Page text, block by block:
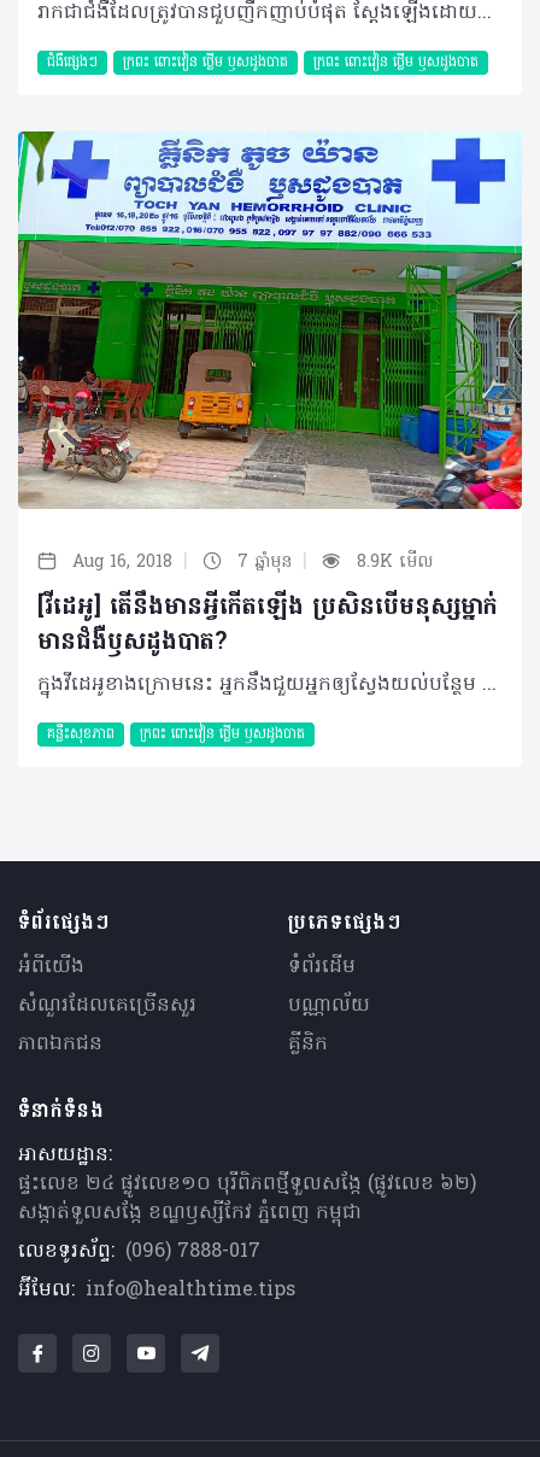
រាកជាជំងឺដែលត្រូវបានជួបញឹកញាប់បំផុត ស្តែងឡើងដោយអ្នកជំងឺបន្ទោបង់ច្រើនលើសពីធម្មតា ឬចាប់ពី៣ដងក្នុងមួយថ្ងៃក្នុងនោះការរាកដោយសារប៉ារ៉ាស៊ីតគឺជាមូលហេតុចម្បងទីមួយដែលជួបញឹកញាប់។ ជាក់ស្តែង ប្រភេទប៉ារ៉ាស៊ីតដែលអាចបង្កឲ្យរាកមានពីរក្រុមធំៗ៖ • Protozoa ដែលមានដូចជា អាមីប (Emtamoeba histolytica) និងGiardia lamblia • ពពួកព្រូនដូចជា Trichuris trichiura, Strongyloïdes, Schistosoma mekongi, Ascaris និងTeania ជាដើម។ មូលហេតុនៃការរាកដោយប៉ារ៉ាស៊ីត រាកដោយប៉ារ៉ាស៊ីត មានការប្រឈមខ្ពស់ចំពោះបុគ្គល ខ្វះការយល់ដឹងពីអនាម័យ ការបរិភោគអាហារ ឬបន្លែឆៅ មិនបានលាងសម្អាត ឬអាហារចម្អិនមិន បានត្រឹមត្រូវ និងការរស់នៅជាមួយសត្វចញ្ចឹមដែល មានផ្ទុកនូវគីសរបស់ប៉ារ៉ាស៊ីត។ អ្នកជំងឺរាកដោយសារប៉ារ៉ាស៊ីតអាចបង្កឲ្យមានផលប៉ះពាល់ធ្ងន់ធ្ងរបើប្រៀបធៀបជាមួយនឹងមូលហេតុនៃការបង្កឲ្យរាកផ្សេងទៀត ដោយសារពពួកប៉ារ៉ាស៊ីតអាចធ្វើឲ្យខូចដល់ភ្នាសរបស់ពោះវៀនតូច និងពោះវៀនធំ។ រោគសញ្ញា និងយន្តការនៃជំងឺ ភាគច្រើនរោគសញ្ញាស្តែងចេញពីការរាកដោយប៉ារ៉ាស៊ីតមិនមានភាពខុសគ្នាជាមួយនឹងការរាកដោយវីរុស ឬមេរោគផ្សេងៗនោះទេ ដែលរួមមាន លាមកមានលាយសម្បោរ ឬឈាម រាកសុទ្ធតែទឹក ក្តៅខ្លួន ហើមពោះ ស្រកទម្ងន់។ នៅពេលអ្នកជំងឺបរិភោគចំណីអាហារដែលប្រឡាក់ទៅដោយគីស ពងព្រូន ឬប៉ារ៉ាស៊ីត នោះគីស ពងព្រូន និងប៉ារ៉ាស៊ីតមានសកម្មភាពផ្ទាល់ ឬប្រយោល​ ដោយសារការបញ្ចេញសារធាតុពុលទៅលើភ្នាសពោះវៀន ហើយបណ្តាលឲ្យរាករូស។ មិនត្រឹមតែប៉ុណ្ណោះ វាក៏អាចឲ្យមានរបួសនៅជញ្ជាំង ពោះវៀន ជាហេតុបង្កទៅជាការរាកមានលាយ សម្បោរ ឬលាយឈាម។ ការធ្វើរោគវិនិច្ឆ័យចាំបាច់ ជាទូទៅការធ្វើរោគវិនិច្ឆ័យនៃការរាកបង្កដោយប៉ារ៉ាស៊ីត ពឹងផ្អែកទៅលើរោគសញ្ញា ឬសញ្ញាគ្លីនិក ដែលអ្នកជំងឺបានរៀបរាប់ខាងលើ។ ទោះជាយ៉ាង ណាក៏ដោយ អ្នកជំងឺក៏អាចតម្រូវឲ្យធ្វើតេស្តឈាម ឬពិនិត្យលាមក រកមើលគីសរបស់ប៉ារ៉ាស៊ីត ឬប៉ារ៉ាស៊ីតដើម្បីដឹងពីប្រភេទប៉ារ៉ាស៊ីតនោះឲ្យបាន ច្បាស់លាស់។ ក្នុងករណីចាំបាច់ផ្សេងទៀតដែល ការពិនិត្យខាងលើមិនអាចវាយតម្លៃបាន អ្នកជំងឺអាចឈានទៅដល់ការឆ្លុះពោះវៀនដើម្បីរកមូលហេតុ។ ការព្យាបាលរាកដោយប៉ារ៉ាស៊ីត ការព្យាបាលជាទូទៅផ្អែកលើរោគសញ្ញាគ្លីនិក និងទៅតាមប្រភេទរបស់ប៉ារ៉ាស៊ីតដូចជា៖ • ប្រើប្រាស់ថ្នាំផ្សះដែលសមស្របទៅតាមប្រភេទប៉ារ៉ាស៊ីត ក្នុងរយៈពេល ៧ ទៅ១០ថ្ងៃ។ • ផ្តល់ថ្នាំទៅតាមសញ្ញាគ្លីនិកមួយចំនួន​ ដូចជា ការក្អួត បាត់បង់ជាតិទឹក ប្រភេទថ្នាំការពារកុំឲ្យ ភ្នាសពោះវៀនប៉ះពាល់ខ្លាំង រួមជាមួយថ្នាំផ្សះដែលផ្តល់ជូនអ្នកជំងឺ។ ប្រសិនបើ អ្នកជំងឺមិនបានទទួលការព្យាបាលទាន់ពេលវេលា នោះអាការៈរាកខ្លាំងអាចឲ្យទៅជាការ ខ្សោះជាតិទឹកធ្ងន់ធ្ងរ វិលមុខ បាត់បង់ជាតិរ៉ែមួយចំនូនដូចជា អំបិល ប៉ូតាស្យូម ដែលសំខាន់សម្រាប់ សរីរាង្គ។ លើសពីនេះទៀត វាធ្វើឲ្យចុកពោះខ្លាំង ពោះវៀនហើមប៉ោង អាចមានឈាមហូរខ្លាំងក្នុងករណីពពួកប៉ារ៉ាស៊ីតដែលប៉ះពាល់ដល់ភ្នាសពោះវៀន និងសរសៃឈាម។ ប្រសិនបើមិនព្យាបាលឲ្យទាន់ពេលវេលាអ្នកជំងឺអាចឈានដល់ការធ្លាយភ្នាសពោះវៀន ប៉ុន្តែវាជាករណីកម្រ។ វីធីសាស្រ្តការពារខ្លួន ដើម្បីចៀសវាងការរាកបង្កដោយប៉ារ៉ាស៊ីតត្រូវផ្តោតសំខាន់លើ៖ • ការរក្សាអនាម័យ ហូបស្អាត ផឹកស្អាត និង រស់នៅស្អាត ពិសេសត្រូវសម្អាតដៃជានិច្ចមុនចម្អិន ឬបរិភោគអាហារ និងបន្ទាប់ពីបន្ទោបង់រួច។ • លាងសាច់ និងបន្លែឲ្យបានស្អាត ចៀសវាងការ បរិភោគសាច់ឆៅ និងត្រូវចម្អិនឲ្យបានឆ្អិនល្អ។ សុខភាពជារឿងមួយសំខាន់បំផុតសម្រាប់បុគ្គលគ្រប់រូប ដូចនេះ ប្រសិនបើមានអាការៈមិនប្រក្រតី ណាមួយកើតឡើង គួរប្រញាប់មកពិគ្រោះជាមួយគ្រូពេទ្យដែលនៅជិតអ្នកបំផុត។ គួរបញ្ជាក់ថា លោកអ្នកអាចកាត់បន្ថយការរាកដោយប៉ារ៉ាស៊ីតស្ទើរតែទាំងស្រុងដោយគ្រាន់តែរក្សាអនាម័យឲ្យបាន ខ្ជាប់ខ្ជួនប៉ុណ្ណោះ។ បកស្រាយដោយ​៖ វេជ្ជបណ្ឌិត ស៊ង សុភីរម្យ ឯកទេសផ្នែក ថ្លើម ក្រពះ ពោះវៀន និងឫសដូងបាត នៃមន្ទីរសំរាកព្យាបាលអេគីប ©2018 រក្សាសិទ្ធិគ្រប់យ៉ាង​ដោយ Healthtime Corporation ចំពោះគ្រប់អត្ថបទដោយគ្មានផ្នែកណាមួយត្រូវបោះពុម្ពផ្សាយចូល ប្រព័ន្ធអ៊ីនធឺណែតឧបករណ៍អេឡិចត្រូនិកអាត់ជាសំឡេងឬថតចំលងគ្រប់រូបភាពដោយគ្មានការអនុញ្ញាតឡើយ
ជំងឺផ្សេងៗ ក្រពះ​ ពោះវៀន​ ថ្លើម ឫសដូងបាត ក្រពះ​ ពោះវៀន​ ថ្លើម ឫសដូងបាត
Aug 16, 2018 | 7 ឆ្នាំមុន | 8.9K មើល
[វីដេអូ] តើនឹងមានអ្វីកើតឡើង ប្រសិនបើមនុស្សម្នាក់
មានជំងឺឫសដូងបាត?
ក្នុងវីដេអូខាងក្រោមនេះ អ្នកនឹងជួយអ្នកឲ្យស្វែងយល់បន្ថែម ពីជំងឺឫសដូងបាត។ ការព្យាបាល​ជំងឺឫសដូងបាត នៅគ្លីនិក តូច យ៉ាន​! បើលោក លោកស្រី មានជំងឺឬសដូងបាត សូមកុំបារម្ភ ! សូមអញ្ជើញមកកាន់គ្លីនិក តូច យ៉ានយើងខ្ញុំ មានវេជ្ជបណ្ឌិតឯកទេសព្យាបាលជំងឺឫសដូងបាត ធានាព្យាបាលជាគ្រប់ប្រភេទ និងគ្រប់ដំណាក់កាលនៃជំងឺឫសដូងបាត ទោះបីដុះ ៥០ឬ៦០ឆ្នាំហើយក្តី ឬកំពុងទុំហូរឈាមក្តី ។ - ព្យាបាលដោយ បច្ចេកទេសវិទ្យាសាស្រ្តថ្មីទំនើប - ចាក់និងលេបថ្នាំពេទ្យសម័យ មិនបាច់វៈកាត់ មិនបាច់សំរាកពេទ្យ - ធានាព្យាបាលជាគ្រប់ប្រភេទ​ជំងឺឫសដូងបាតទោះបីដុះ៥០ឬ៦០ឆ្នាំហើយក្តី ឬ កំពុងទុំ ហូរឈាម ក្តី ។ - ព្យាបាលរយៈពេលខ្លី (៣ទៅ៥ថ្ងៃយ៉ាងយូរបំផុត ធានាមិនដុះវិញ)។ - ព្យាបាលរួចមាន ប័ណ្ណធានារាប់រងជូនអ្នកជំងឺ ធានាជូនមួយជីវិត។ - បើមានអ្នកជំងឺស្ត្រី មានអ្នកគ្រូពេទ្យពិនិត្យ និង ព្យាបាលជូន។ - ក្នុងរយៈពេលព្យាបាលអ្នកជំងឺ ពុំមានការឈឺចាប់ អាចដេក, ដើរ, ឈរ, អង្គុយ, ហូបចុក, លក់ដូរ, ធ្វើការងារ បានដូចធម្មតា មិនបាច់សម្រាកពេទ្យ។ - ពិនិត្យ, ពិគ្រោះ, ថត ជំងឺឬសដូងបាតជូនតលៃ $៥ក្នុងមួយនាក់។ - ចំពោះអ្នកនៅបណ្ដាខេត្ត,ក្រុងឆ្ងាយពុំមានកន្លែងស្នាក់នៅ គ្លីនិក មាន កន្លែងឲ្យស្នាក់នៅ ចាក់ថ្នាំរយៈពេល ៣ឬ៥ថ្ងៃ ដោយពុំគិតប្រាក់ទេ។ លោក លោកស្រី ទូរស័ព្ទពិភាក្សាពិគ្រោះជំងឺ ជាមួយលោកវេជ្ជបណ្ឌិត តូច យ៉ាន បានតាមរយៈទូរស័ព្ទលេខTel: 012 855 922 /070 855 922 /016 955 822/097 97 97 882ឬ ទូរស័ព្ទមិនអស់ប្រាក់លេខ 1800 20 1989 ឬ មកកាន់ផ្ទះលេខ 16-18 ផ្លូវលេខ16 ក្នុងបុរីពិភពថ្មី ផ្លូវ វេងស្រេង ភូមិ ត្រពាំងថ្លឹង សង្កាត់ ចោមចៅ ខណ្ឌ័ ពោធិ៍សែនជ័យ និង សាខាទាំង ៥ នៅទីក្រុង ភ្នំពេញ ។ សូមអគុណ!
គន្លឹះសុខភាព ក្រពះ​ ពោះវៀន​ ថ្លើម ឫសដូងបាត
ទំព័រផ្សេងៗ
អំពីយើង
សំណួរ​ដែលគេ​ច្រើន​សួរ
ភាពឯកជន
ប្រភេទផ្សេងៗ
ទំព័រដើម
បណ្ណាល័យ
គ្លីនិក
ទំនាក់ទំនង
អាសយដ្ឋាន:
ផ្ទះលេខ ២៤ ផ្លូវលេខ១០ បុរីពិភពថ្មីទួលសង្កែ (ផ្លូវលេខ ៦២)
សង្កាត់ទួលសង្កែ ខណ្ឌឫស្សីកែវ ភ្នំពេញ កម្ពុជា
លេខទូរស័ព្ទ: (096) 7888-017
អ៊ីមែល: info@healthtime.tips